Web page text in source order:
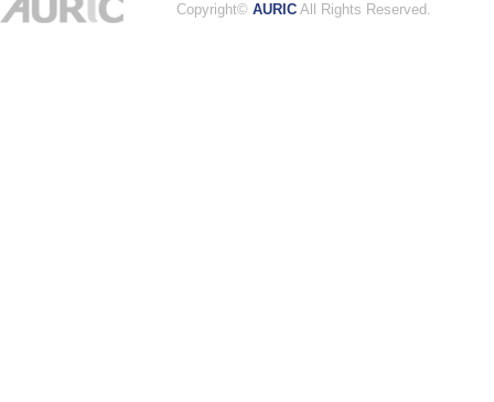
Copyright© AURIC All Rights Reserved.